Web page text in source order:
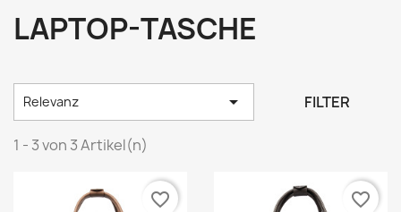
LAPTOP-TASCHE
Relevanz  FILTER
1 - 3 von 3 Artikel(n)
favorite_border favorite_border